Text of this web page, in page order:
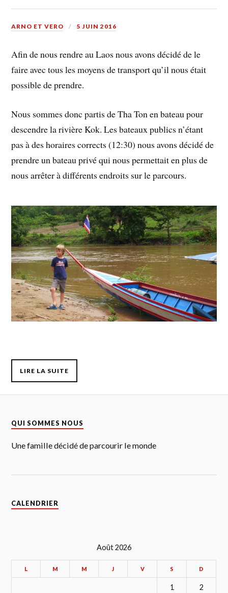
ARNO ET VERO 5 JUIN 2016
Afin de nous rendre au Laos nous avons décidé de le
faire avec tous les moyens de transport qu’il nous était
possible de prendre.
Nous sommes donc partis de Tha Ton en bateau pour
descendre la rivière Kok. Les bateaux publics n’étant
pas à des horaires corrects (12:30) nous avons décidé de
prendre un bateau privé qui nous permettait en plus de
nous arrêter à différents endroits sur le parcours.
LIRE LA SUITE
QUI SOMMES NOUS
Une famille décidé de parcourir le monde
CALENDRIER
Août 2026
L M M J V S D
1 2